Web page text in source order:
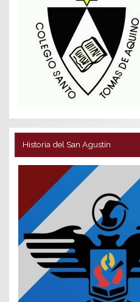
Historia del San Agustín